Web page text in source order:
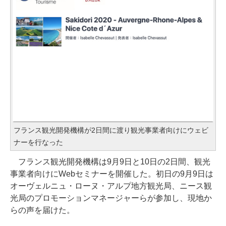
フランス観光開発機構が2日間に渡り観光事業者向けにウェビ
ナーを行なった
フランス観光開発機構は9月9日と10日の2日間、観光
事業者向けにWebセミナーを開催した。初日の9月9日は
オーヴェルニュ・ローヌ・アルプ地方観光局、ニース観
光局のプロモーションマネージャーらが参加し、現地か
らの声を届けた。